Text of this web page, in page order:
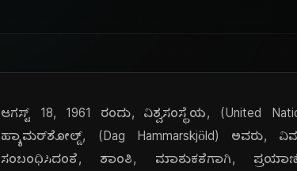
ಆಗಸ್ಟ್ 18, 1961 ರಂದು, ವಿಶ್ವಸಂಸ್ಥೆಯ, (United
ಹ್ಯಾಮರ್‌ಶೋಲ್ಡ್, (Dag Hammarskjöld) ಅವರು,
ಸಂಬಂಧಿಸಿದಂತೆ, ಶಾಂತಿ, ಮಾತುಕತೆಗಾಗಿ,